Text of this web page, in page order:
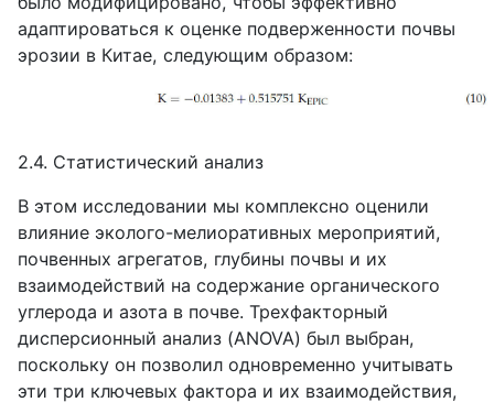
адаптироваться к оценке подверженности почвы
эрозии в Китае, следующим образом:
2.4. Статистический анализ
В этом исследовании мы комплексно оценили
влияние эколого-мелиоративных мероприятий,
почвенных агрегатов, глубины почвы и их
взаимодействий на содержание органического
углерода и азота в почве. Трехфакторный
дисперсионный анализ (ANOVA) был выбран,
поскольку он позволил одновременно учитывать
эти три ключевых фактора и их взаимодействия,